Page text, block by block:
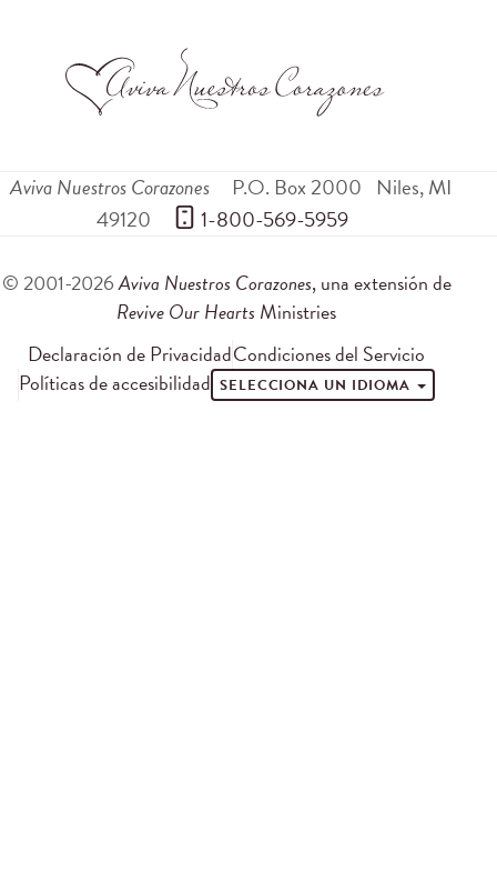
Aviva Nuestros Corazones P.O. Box 2000 Niles,MI
49120
1-800-569-5959
© 2001-2026Aviva Nuestros Corazones, una extensión de
Revive Our Hearts Ministries
Declaración de PrivacidadCondiciones del Servicio
Políticas de accesibilidad SELECCIONA UN IDIOMA